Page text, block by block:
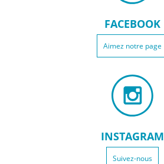
FACEBOOK
Aimez notre page
INSTAGRAM
Suivez-nous